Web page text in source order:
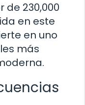
de 230,000
en este
en uno
más